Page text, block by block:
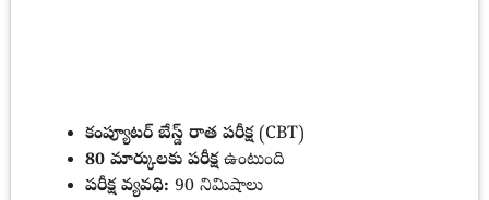
కంప్యూటర్ బేస్డ్ రాత పరీక్ష(CBT)
80 మార్కులకు పరీక్షఉంటుంది
పరీక్ష వ్యవధి: 90 నిమిషాలు